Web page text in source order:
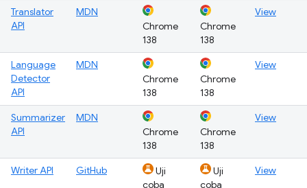
Translator
API
MDN
Chrome
138
Chrome
138
View
Language
Detector
API
MDN
Chrome
138
Chrome
138
View
Summarizer
API
MDN
Chrome
138
Chrome
138
View
Writer API GitHub
Uji
coba
Uji
coba
View